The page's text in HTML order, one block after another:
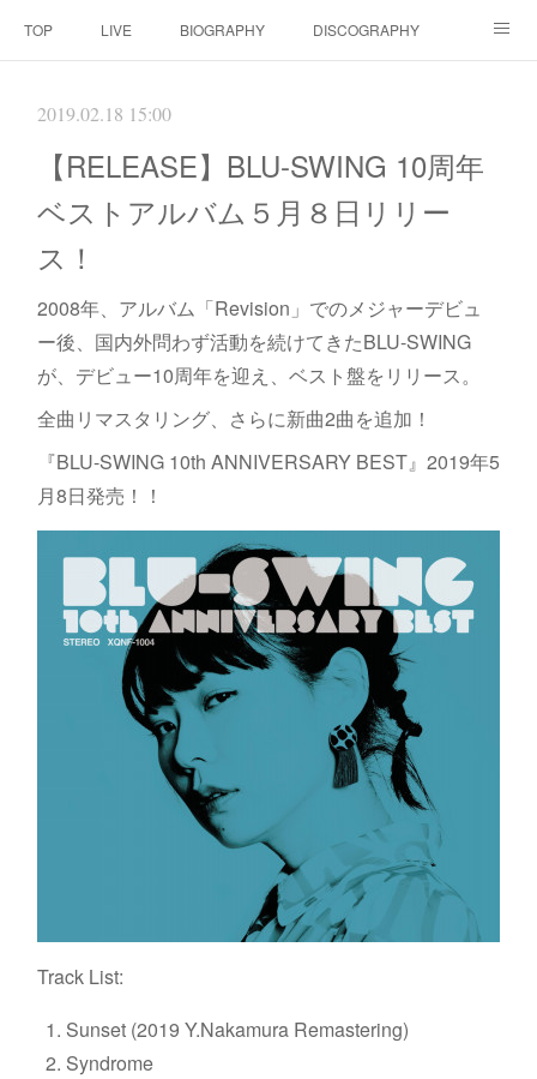
TOP LIVE BIOGRAPHY DISCOGRAPHY
2019.02.18 15:00
【RELEASE】BLU-SWING 10周年
ベストアルバム５月８日リリー
ス！
2008年、アルバム「Revision」でのメジャーデビュ
ー後、国内外問わず活動を続けてきたBLU-SWING
が、デビュー10周年を迎え、ベスト盤をリリース。
全曲リマスタリング、さらに新曲2曲を追加！
『BLU-SWING 10th ANNIVERSARY BEST』2019年5
月8日発売！！
Track List:
Sunset (2019 Y.Nakamura Remastering)
Syndrome